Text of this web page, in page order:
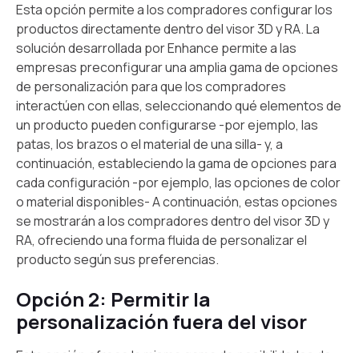
Esta opción permite a los compradores configurar los
productos directamente dentro del visor 3D y RA. La
solución desarrollada por Enhance permite a las
empresas preconfigurar una amplia gama de opciones
de personalización para que los compradores
interactúen con ellas, seleccionando qué elementos de
un producto pueden configurarse -por ejemplo, las
patas, los brazos o el material de una silla- y, a
continuación, estableciendo la gama de opciones para
cada configuración -por ejemplo, las opciones de color
o material disponibles- A continuación, estas opciones
se mostrarán a los compradores dentro del visor 3D y
RA, ofreciendo una forma fluida de personalizar el
producto según sus preferencias.
Opción 2: Permitir la
personalización fuera del visor